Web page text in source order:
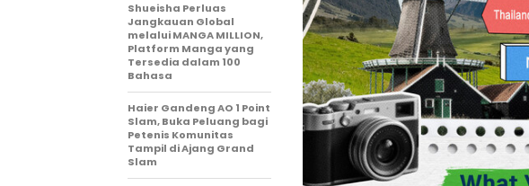
Shueisha Perluas
Jangkauan Global
melalui MANGA MILLION,
Platform Manga yang
Tersedia dalam 100
Bahasa
Haier Gandeng AO 1 Point
Slam, Buka Peluang bagi
Petenis Komunitas
Tampil di Ajang Grand
Slam